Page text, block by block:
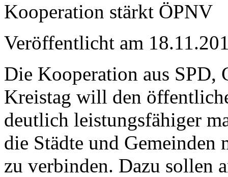
Kooperation stärkt ÖPNV
Veröffentlicht am
Die Kooperation aus SPD,
Kreistag will den
deutlich leistungsfähiger
die Städte und
zu verbinden. Dazu sollen